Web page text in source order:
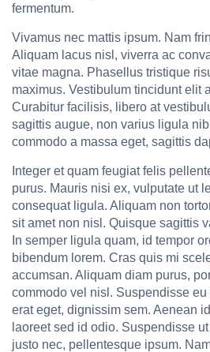
fermentum.
Vivamus nec mattis ipsum. Nam
Aliquam lacus nisl, viverra ac
vitae magna. Phasellus tristique
maximus. Vestibulum tincidunt elit
Curabitur facilisis, libero at
sagittis augue, non varius ligula
commodo a massa eget, sagittis
Integer et quam feugiat felis
purus. Mauris nisi ex, vulputate ut
consequat ligula. Aliquam non
sit amet non nisl. Quisque sagittis
In semper ligula quam, id tempor
bibendum lorem. Cras quis mi
accumsan. Aliquam diam purus,
commodo vel nisl. Suspendisse
erat eget, dignissim sem. Aenean
laoreet sed id odio. Suspendisse
justo nec, pellentesque ipsum.